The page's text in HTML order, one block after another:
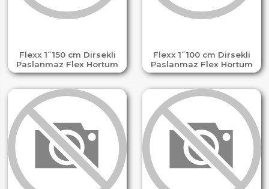
Flexx 1 ̋ 150 cm Dirsekli
Paslanmaz Flex Hortum
Flexx 1 ̋ 100 cm Dirsekli
Paslanmaz Flex Hortum